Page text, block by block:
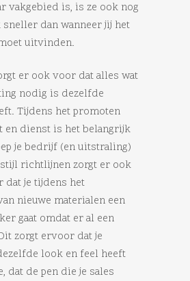
vakgebied is, is ze ook nog
sneller dan wanneer jij het
uitvinden.
er ook voor dat alles wat
nodig is dezelfde
Tijdens het promoten
en dienst is het belangrijk
je bedrijf (en uitstraling)
richtlijnen zorgt er ook
dat je tijdens het
nieuwe materialen een
gaat omdat er al een
zorgt ervoor dat je
look en feel heeft
dat de pen die je sales